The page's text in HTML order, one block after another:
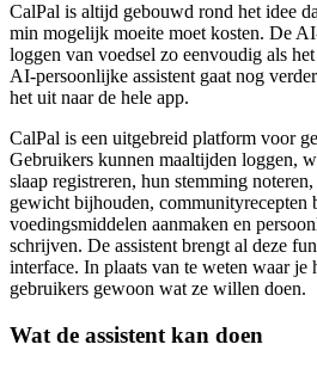
CalPal is altijd gebouwd rond het idee
min mogelijk moeite moet kosten. De
loggen van voedsel zo eenvoudig als
AI-persoonlijke assistent gaat nog
het uit naar de hele app.
CalPal is een uitgebreid platform voor
Gebruikers kunnen maaltijden loggen,
slaap registreren, hun stemming
gewicht bijhouden, communityrecepten
voedingsmiddelen aanmaken en
schrijven. De assistent brengt al deze
interface. In plaats van te weten waar je
gebruikers gewoon wat ze willen doen.
Wat de assistent kan doen